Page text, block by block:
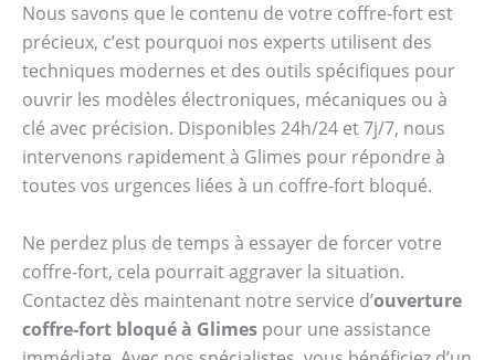
Nous savons que le contenu de votre coffre-fort est
précieux, c’est pourquoi nos experts utilisent des
techniques modernes et des outils spécifiques pour
ouvrir les modèles électroniques, mécaniques ou à
clé avec précision. Disponibles 24h/24 et 7j/7, nous
intervenons rapidement à Glimes pour répondre à
toutes vos urgences liées à un coffre-fort bloqué.
Ne perdez plus de temps à essayer de forcer votre
coffre-fort, cela pourrait aggraver la situation.
Contactez dès maintenant notre service d’ouverture
coffre-fort bloqué à Glimes pour une assistance